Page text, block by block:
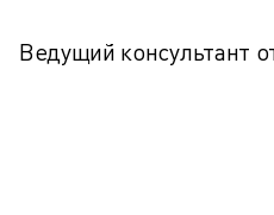
Ведущий консультант